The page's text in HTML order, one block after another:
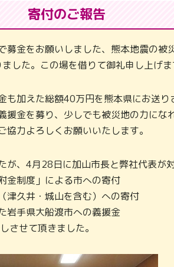
寄付のご報告
募金をお願いしました、熊本地震の被
した。この場を借りて御礼申し上げま
も加えた総額40万円を熊本県にお送り
援金を募り、少しでも被災地の力にな
力よろしくお願いいたします。
が、4月28日に加山市長と弊社代表が
金制度」による市への寄付
津久井・城山を含む）への寄付
岩手県大船渡市への義援金
させて頂きました。